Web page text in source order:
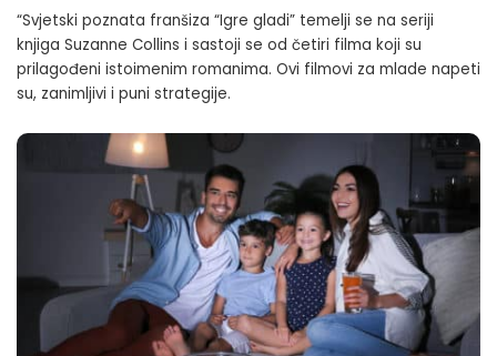
“Svjetski poznata franšiza “Igre gladi” temelji se na seriji
knjiga Suzanne Collins i sastoji se od četiri filma koji su
prilagođeni istoimenim romanima. Ovi filmovi za mlade napeti
su, zanimljivi i puni strategije.